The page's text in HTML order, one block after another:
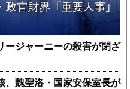
ージャーニーの殺害が閉ざ
、魏聖洛・国家安保室長が